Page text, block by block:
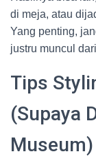
di meja, atau
Yang penting,
justru muncul
Tips
(Supaya
Museum)